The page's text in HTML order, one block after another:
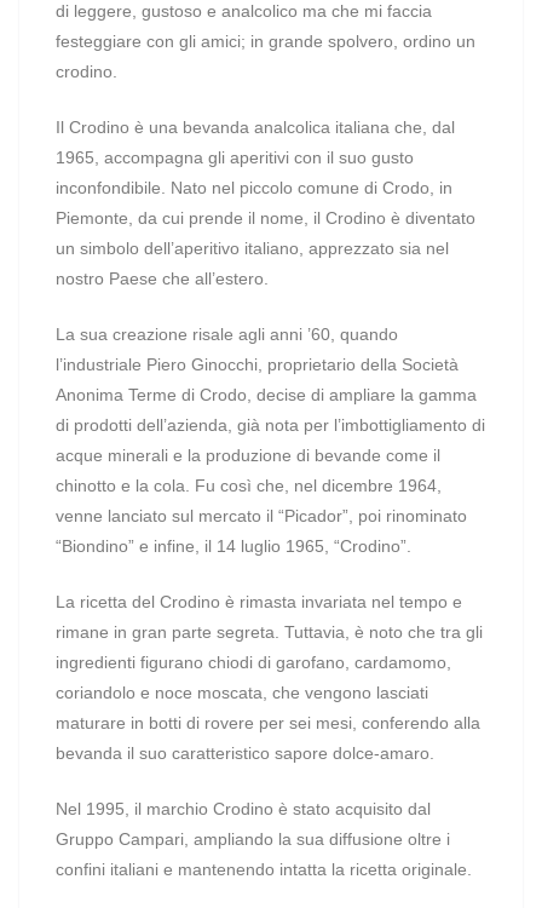
di leggere, gustoso e analcolico ma che mi faccia
festeggiare con gli amici; in grande spolvero, ordino un
crodino.
Il Crodino è una bevanda analcolica italiana che, dal
1965, accompagna gli aperitivi con il suo gusto
inconfondibile. Nato nel piccolo comune di Crodo, in
Piemonte, da cui prende il nome, il Crodino è diventato
un simbolo dell’aperitivo italiano, apprezzato sia nel
nostro Paese che all’estero.
La sua creazione risale agli anni ’60, quando
l’industriale Piero Ginocchi, proprietario della Società
Anonima Terme di Crodo, decise di ampliare la gamma
di prodotti dell’azienda, già nota per l’imbottigliamento di
acque minerali e la produzione di bevande come il
chinotto e la cola. Fu così che, nel dicembre 1964,
venne lanciato sul mercato il “Picador”, poi rinominato
“Biondino” e infine, il 14 luglio 1965, “Crodino”.
La ricetta del Crodino è rimasta invariata nel tempo e
rimane in gran parte segreta. Tuttavia, è noto che tra gli
ingredienti figurano chiodi di garofano, cardamomo,
coriandolo e noce moscata, che vengono lasciati
maturare in botti di rovere per sei mesi, conferendo alla
bevanda il suo caratteristico sapore dolce-amaro.
Nel 1995, il marchio Crodino è stato acquisito dal
Gruppo Campari, ampliando la sua diffusione oltre i
confini italiani e mantenendo intatta la ricetta originale.